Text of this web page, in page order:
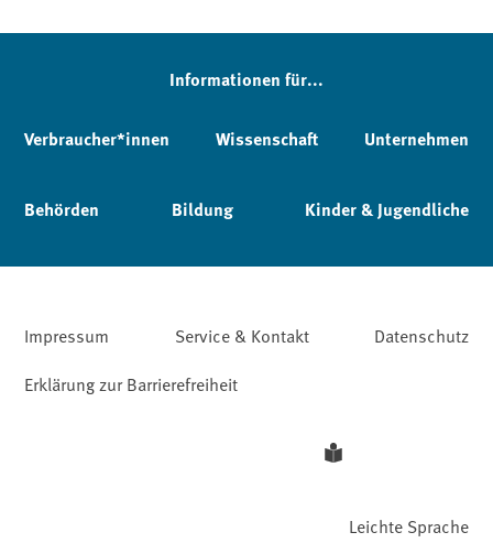
Informationen für...
Verbraucher*innen Wissenschaft Unternehmen
Behörden Bildung Kinder & Jugendliche
Impressum Service & Kontakt
Datenschutz
Erklärung zur Barrierefreiheit
Leichte Sprache